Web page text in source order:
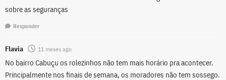
sobre as seguranças
Responder
Flavia 11 meses ago
No bairro Cabuçu os rolezinhos não tem mais horário pra acontecer.
Principalmente nos finais de semana, os moradores não tem sossego.